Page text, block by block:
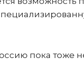
пока тоже